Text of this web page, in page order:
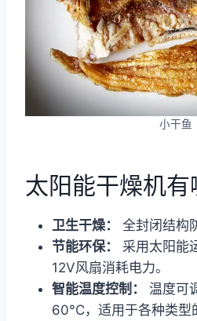
小干鱼
太阳能干燥机有
卫生干燥：
全封闭结构
节能环保：
采用太阳能
12V风扇消耗电力。
智能温度控制：
温度可
60°C，适用于各种类型